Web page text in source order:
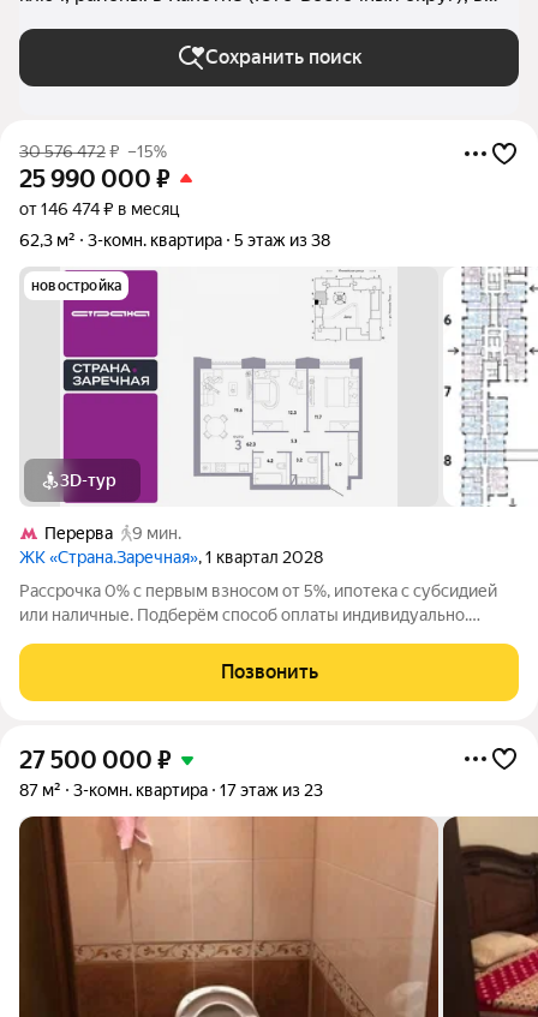
Кузьминках, в Южнопортовом районе, в
Текстильщиках, в Рязанском районе, в Выхино-
Жулебино, в Люблино, в Марьино, в Нижегородском
Сохранить поиск
30 576 472₽ –15%
25 990 000 ₽
от 146 474 ₽ в месяц
62,3 м²
3-комн. квартира 5 этаж из 38
новостройка
3D-тур
Перерва
9 мин.
ЖК «Страна.Заречная», 1 квартал 2028
Рассрочка 0% с первым взносом от 5%, ипотека с субсидией
или наличные. Подберём способ оплаты индивидуально.
федерального застройщика «Страна Девелопмент». Продается
3комнатная квартира на 5 этаже от
Позвонить
27 500 000 ₽
87 м² 3-комн. квартира 17 этаж из 23